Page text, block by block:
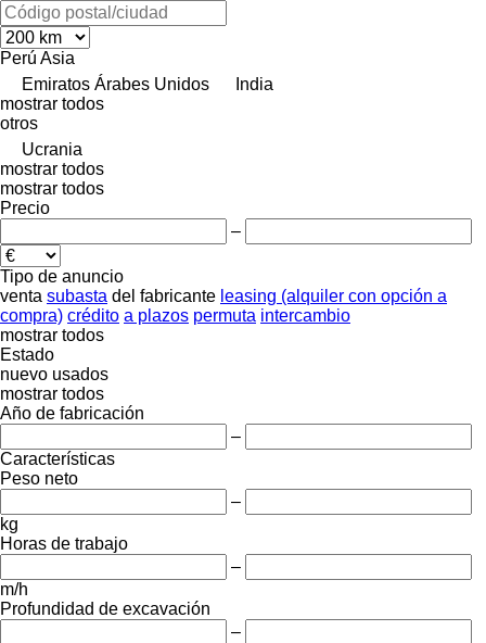
Perú Asia
Emiratos Árabes Unidos
India
mostrar todos
otros
Ucrania
mostrar todos
mostrar todos
Precio
–
Tipo de anuncio
venta subasta del fabricante leasing (alquiler con opción a
compra) crédito a plazos permuta intercambio
mostrar todos
Estado
nuevo usados
mostrar todos
Año de fabricación
–
Características
Peso neto
–
kg
Horas de trabajo
–
m/h
Profundidad de excavación
–